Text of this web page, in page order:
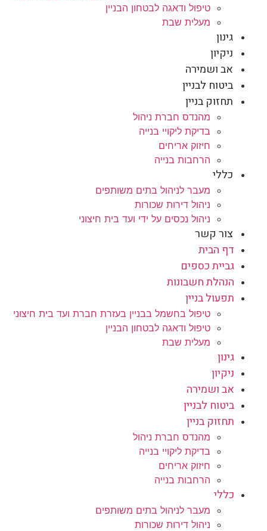
טיפול ודאגה לבטחון הבניין
מעלית שבת
גינון
ניקיון
אב ושמירה
ביטוח לבניין
תחזוק בניין
מהנדס חברת ניהול
בדיקת ליקויי בנייה
חיזוק אריחים
הרחבות בנייה
כללי
מעבר לניהול בתים משותפים
ניהול דירות שכורות
ניהול נכסים על ידי ועד בית חיצוני
צור קשר
דף הבית
גביית כספים
הנהלת חשבונות
תפעול בניין
טיפול בחשמל בבניין בעזרת חברת ועד בית חיצוני
טיפול ודאגה לבטחון הבניין
מעלית שבת
גינון
ניקיון
אב ושמירה
ביטוח לבניין
תחזוק בניין
מהנדס חברת ניהול
בדיקת ליקויי בנייה
חיזוק אריחים
הרחבות בנייה
כללי
מעבר לניהול בתים משותפים
ניהול דירות שכורות